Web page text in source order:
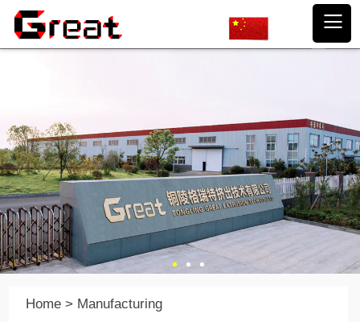
Home > Manufacturing